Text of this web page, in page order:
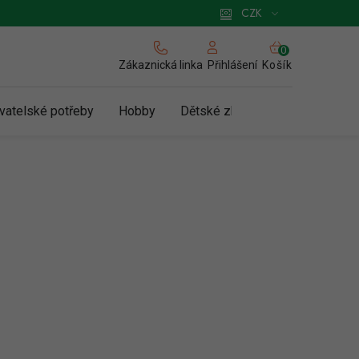
Zásady používání cookies
CZK
Zákaznická linka Přihlášení
NÁKUPNÍ
KOŠÍK
Košík
potřeby Hobby Dětské zboží a hračky